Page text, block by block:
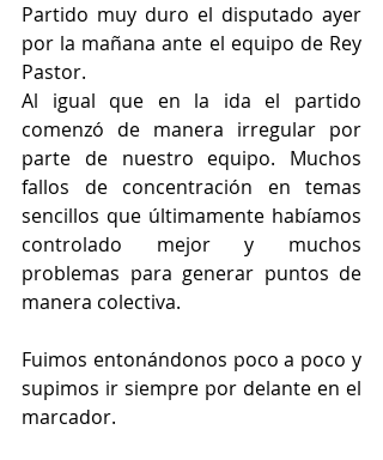
Partido muy duro el disputado ayer
por la mañana ante el equipo de Rey
Pastor.
Al igual que en la ida el partido
comenzó de manera irregular por
parte de nuestro equipo. Muchos
fallos de concentración en temas
sencillos que últimamente habíamos
controlado mejor y muchos
problemas para generar puntos de
manera colectiva.
Fuimos entonándonos poco a poco y
supimos ir siempre por delante en el
marcador.